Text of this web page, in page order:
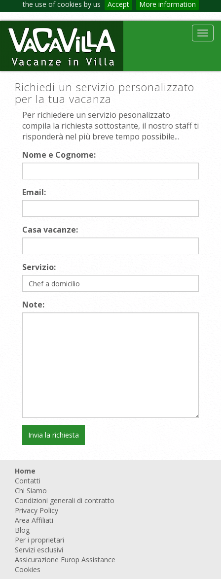
the use of cookies by us Accept More information
Richiedi un servizio personalizzato
per la tua vacanza
Per richiedere un servizio pesonalizzato
compila la richiesta sottostante, il nostro staff ti
risponderà nel più breve tempo possibile...
Nome e Cognome:
Email:
Casa vacanze:
Servizio:
Note:
Home
Contatti
Chi Siamo
Condizioni generali di contratto
Privacy Policy
Area Affiliati
Blog
Per i proprietari
Servizi esclusivi
Assicurazione Europ Assistance
Cookies